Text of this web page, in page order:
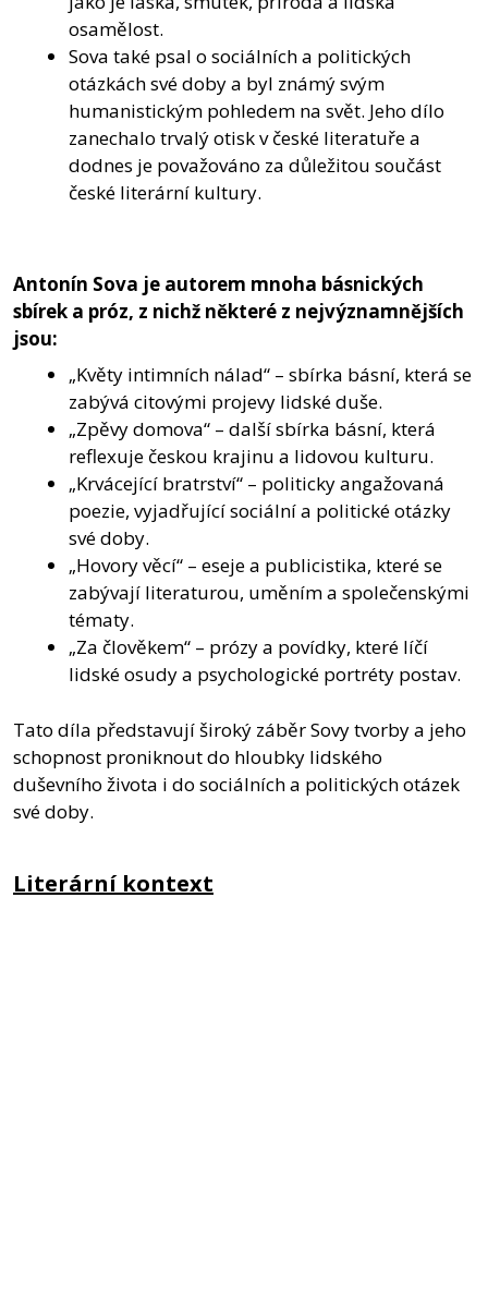
osamělost.
Sova také psal o sociálních a politických
otázkách své doby a byl známý svým
humanistickým pohledem na svět. Jeho dílo
zanechalo trvalý otisk v české literatuře a
dodnes je považováno za důležitou součást
české literární kultury.
Antonín Sova je autorem mnoha básnických
sbírek a próz, z nichž některé z nejvýznamnějších
jsou:
„Květy intimních nálad“ – sbírka básní, která se
zabývá citovými projevy lidské duše.
„Zpěvy domova“ – další sbírka básní, která
reflexuje českou krajinu a lidovou kulturu.
„Krvácející bratrství“ – politicky angažovaná
poezie, vyjadřující sociální a politické otázky
své doby.
„Hovory věcí“ – eseje a publicistika, které se
zabývají literaturou, uměním a společenskými
tématy.
„Za člověkem“ – prózy a povídky, které líčí
lidské osudy a psychologické portréty postav.
Tato díla představují široký záběr Sovy tvorby a jeho
schopnost proniknout do hloubky lidského
duševního života i do sociálních a politických otázek
své doby.
Literární kontext